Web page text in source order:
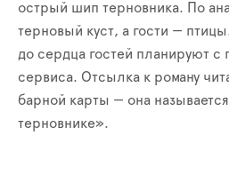
острый шип терновника. По
терновый куст, а гости —
до сердца гостей планируют с
сервиса. Отсылка к роману
барной карты — она
терновнике».